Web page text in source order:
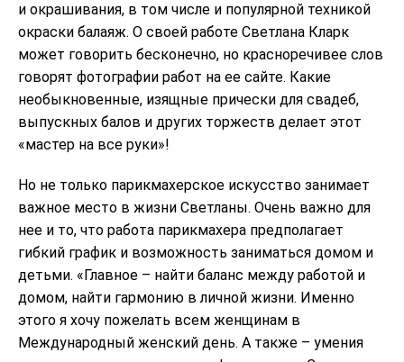
и окрашивания, в том числе и популярной техникой
окраски балаяж. О своей работе Светлана Кларк
может говорить бесконечно, но красноречивее слов
говорят фотографии работ на ее сайте. Какие
необыкновенные, изящные прически для свадеб,
выпускных балов и других торжеств делает этот
«мастер на все руки»!
Но не только парикмахерское искусство занимает
важное место в жизни Светланы. Очень важно для
нее и то, что работа парикмахера предполагает
гибкий график и возможность заниматься домом и
детьми. «Главное – найти баланс между работой и
домом, найти гармонию в личной жизни. Именно
этого я хочу пожелать всем женщинам в
Международный женский день. А также – умения